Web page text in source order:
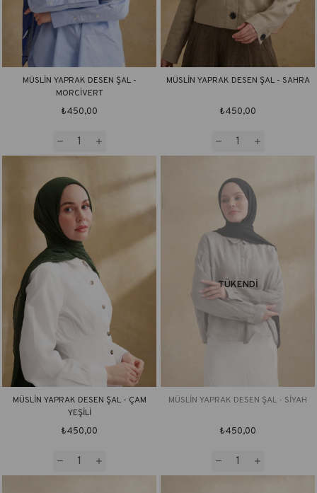
MÜSLİN YAPRAK DESEN ŞAL -
MORCİVERT
₺450,00
MÜSLİN YAPRAK DESEN ŞAL - SAHRA
₺450,00
MÜSLİN YAPRAK DESEN ŞAL - ÇAM
YEŞİLİ
₺450,00
TÜKENDI
MÜSLİN YAPRAK DESEN ŞAL - SİYAH
₺450,00